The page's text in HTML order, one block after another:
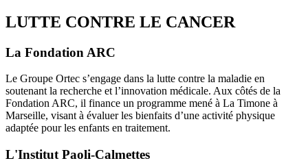
LUTTE CONTRE LE CANCER
La Fondation ARC
Le Groupe Ortec s’engage dans la lutte contre la maladie en
soutenant la recherche et l’innovation médicale. Aux côtés de la
Fondation ARC, il finance un programme mené à La Timone à
Marseille, visant à évaluer les bienfaits d’une activité physique
adaptée pour les enfants en traitement.
L'Institut Paoli-Calmettes